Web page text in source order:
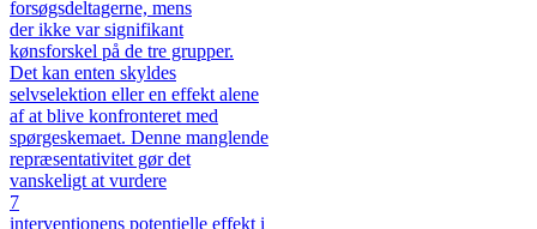
forsøgsdeltagerne, mens
der ikke var signifikant
kønsforskel på de tre grupper.
Det kan enten skyldes
selvselektion eller en effekt alene
af at blive konfronteret med
spørgeskemaet. Denne manglende
repræsentativitet gør det
vanskeligt at vurdere
7
interventionens potentielle effekt i